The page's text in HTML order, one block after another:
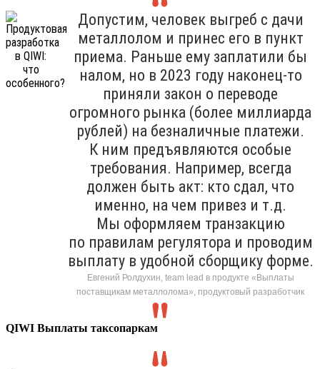
Допустим, человек выгреб с дачи
металлолом и принес его в пункт
приема. Раньше ему заплатили бы
налом, но в 2023 году наконец-то
приняли закон о переводе
огромного рынка (более миллиарда
рублей) на безналичные платежи.
К ним предъявляются особые
требования. Например, всегда
должен быть акт: кто сдал, что
именно, на чем привез и т.д.
Мы оформляем транзакцию
по правилам регулятора и проводим
выплату в удобной сборщику форме.
Евгений Ролдухин, team lead в продукте «Выплаты
поставщикам металлолома», продуктовый разработчик
QIWI Выплаты таксопаркам